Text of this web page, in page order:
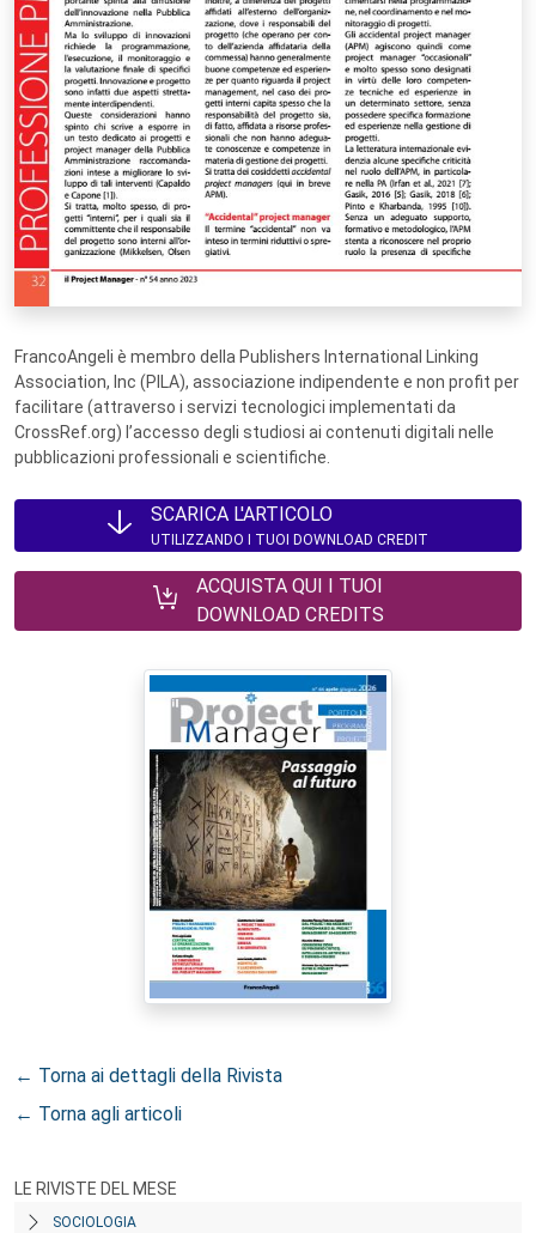
FrancoAngeli è membro della Publishers International Linking
Association, Inc (PILA), associazione indipendente e non profit per
facilitare (attraverso i servizi tecnologici implementati da
CrossRef.org) l’accesso degli studiosi ai contenuti digitali nelle
pubblicazioni professionali e scientifiche.
SCARICA L'ARTICOLO
UTILIZZANDO I TUOI DOWNLOAD CREDIT
ACQUISTA QUI I TUOI
DOWNLOAD CREDITS
← Torna ai dettagli della Rivista
← Torna agli articoli
LE RIVISTE DEL MESE
SOCIOLOGIA